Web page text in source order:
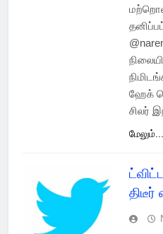
ஹேக்
சிலர்
மேலும்...
திடீர்